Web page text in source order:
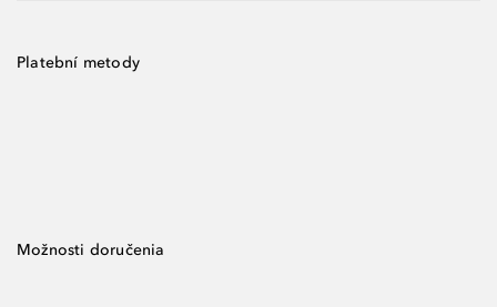
Platební metody
Možnosti doručenia